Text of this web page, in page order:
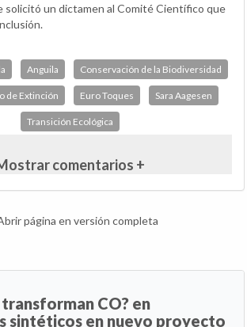
solicitó un dictamen al Comité Científico que
Anguila Conservación de la Biodiversidad
de Extinción Euro Toques Sara Aagesen
Transición Ecológica
comentarios +
página en versión completa
CO? en
sintéticos en nuevo proyecto